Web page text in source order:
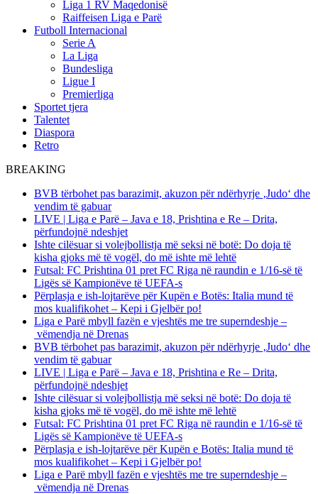
Liga 1 RV Maqedonisë
Raiffeisen Liga e Parë
Futboll Internacional
Serie A
La Liga
Bundesliga
Ligue I
Premierliga
Sportet tjera
Talentet
Diaspora
Retro
BREAKING
BVB tërbohet pas barazimit, akuzon për ndërhyrje ‚Judo‘ dhe
vendim të gabuar
LIVE | Liga e Parë – Java e 18, Prishtina e Re – Drita,
përfundojnë ndeshjet
Ishte cilësuar si volejbollistja më seksi në botë: Do doja të
kisha gjoks më të vogël, do më ishte më lehtë
Futsal: FC Prishtina 01 pret FC Riga në raundin e 1/16-së të
Ligës së Kampionëve të UEFA-s
Përplasja e ish-lojtarëve për Kupën e Botës: Italia mund të
mos kualifikohet – Kepi i Gjelbër po!
Liga e Parë mbyll fazën e vjeshtës me tre superndeshje –
vëmendja në Drenas
BVB tërbohet pas barazimit, akuzon për ndërhyrje ‚Judo‘ dhe
vendim të gabuar
LIVE | Liga e Parë – Java e 18, Prishtina e Re – Drita,
përfundojnë ndeshjet
Ishte cilësuar si volejbollistja më seksi në botë: Do doja të
kisha gjoks më të vogël, do më ishte më lehtë
Futsal: FC Prishtina 01 pret FC Riga në raundin e 1/16-së të
Ligës së Kampionëve të UEFA-s
Përplasja e ish-lojtarëve për Kupën e Botës: Italia mund të
mos kualifikohet – Kepi i Gjelbër po!
Liga e Parë mbyll fazën e vjeshtës me tre superndeshje –
vëmendja në Drenas